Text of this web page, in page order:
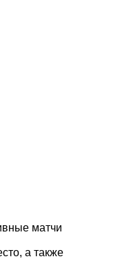
матчи
а также